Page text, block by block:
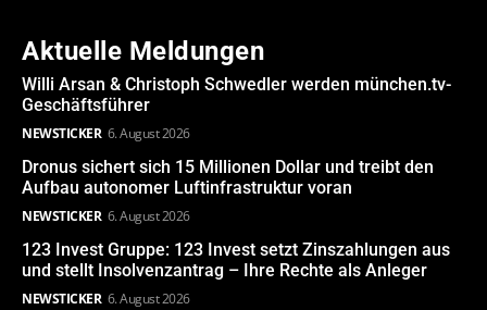
Aktuelle Meldungen
Willi Arsan & Christoph Schwedler werden münchen.tv-
Geschäftsführer
NEWSTICKER 6. August 2026
Dronus sichert sich 15 Millionen Dollar und treibt den
Aufbau autonomer Luftinfrastruktur voran
NEWSTICKER 6. August 2026
123 Invest Gruppe: 123 Invest setzt Zinszahlungen aus
und stellt Insolvenzantrag – Ihre Rechte als Anleger
NEWSTICKER 6. August 2026